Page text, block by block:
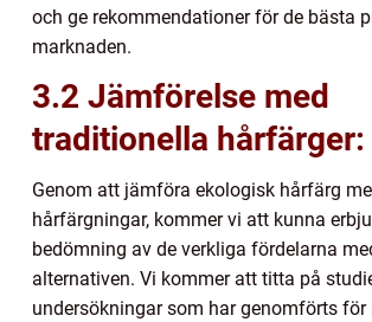
och ge rekommendationer för de bästa
marknaden.
3.2 Jämförelse med
traditionella hårfärger:
Genom att jämföra ekologisk hårfärg
hårfärgningar, kommer vi att kunna
bedömning av de verkliga fördelarna
alternativen. Vi kommer att titta på
undersökningar som har genomförts för